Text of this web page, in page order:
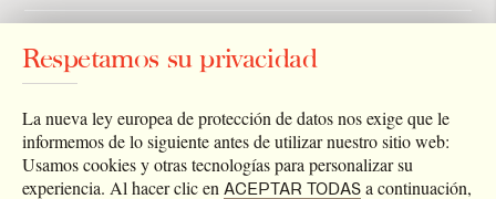
Enlaces
Newsletter
Respetamos su privacidad
La nueva ley europea de protección de datos nos exige que le
informemos de lo siguiente antes de utilizar nuestro sitio web:
Usamos cookies y otras tecnologías para personalizar su
experiencia. Al hacer clic en ACEPTAR TODAS a continuación,